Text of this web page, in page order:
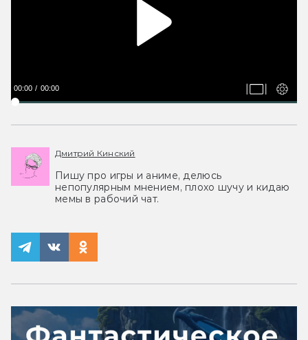
00:00 00:00
Дмитрий Кинский
Пишу про игры и аниме, делюсь
непопулярным мнением, плохо шучу и кидаю
мемы в рабочий чат.